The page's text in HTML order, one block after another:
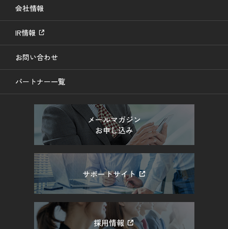
会社情報
IR情報
お問い合わせ
パートナー一覧
メールマガジン
お申し込み
サポートサイト
採用情報